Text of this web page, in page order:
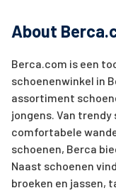
About
Berca.com is een
schoenenwinkel in
assortiment
jongens. Van
comfortabele
schoenen, Berca
Naast schoenen
broeken en jassen,